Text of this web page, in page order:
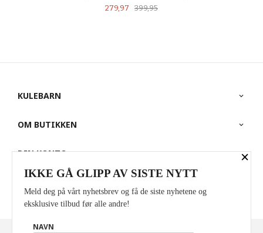
Tilbud
279,97 399,95Rabatt
KULEBARN
OM BUTIKKEN
DIN KONTO ×
IKKE GÅ GLIPP AV SISTE NYTT
Meld deg på vårt nyhetsbrev og få de siste nyhetene og
eksklusive tilbud før alle andre!
NAVN